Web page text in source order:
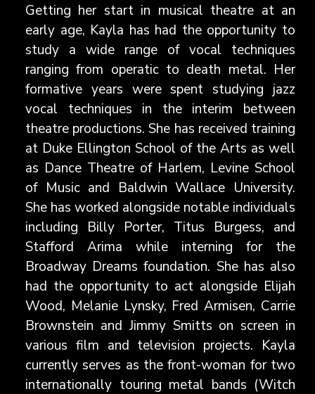
Getting her start in musical theatre at an
early age, Kayla has had the opportunity to
study a wide range of vocal techniques
ranging from operatic to death metal. Her
formative years were spent studying jazz
vocal techniques in the interim between
theatre productions. She has received training
at Duke Ellington School of the Arts as well
as Dance Theatre of Harlem, Levine School
of Music and Baldwin Wallace University.
She has worked alongside notable individuals
including Billy Porter, Titus Burgess, and
Stafford Arima while interning for the
Broadway Dreams foundation. She has also
had the opportunity to act alongside Elijah
Wood, Melanie Lynsky, Fred Armisen, Carrie
Brownstein and Jimmy Smitts on screen in
various film and television projects. Kayla
currently serves as the front-woman for two
internationally touring metal bands (Witch